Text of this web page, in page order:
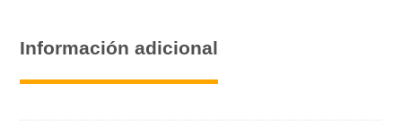
-Información adicional